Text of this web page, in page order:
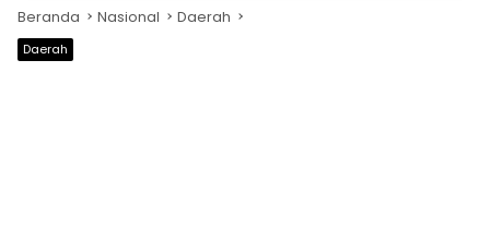
Beranda Nasional Daerah
Daerah